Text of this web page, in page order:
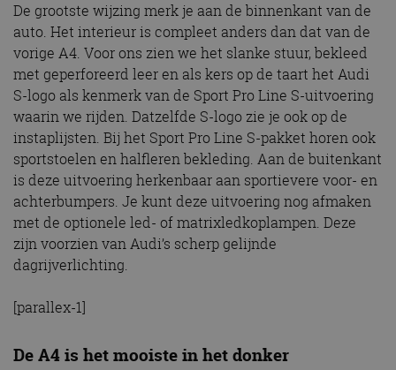
De grootste wijzing merk je aan de binnenkant van de
auto. Het interieur is compleet anders dan dat van de
vorige A4. Voor ons zien we het slanke stuur, bekleed
met geperforeerd leer en als kers op de taart het Audi
S-logo als kenmerk van de Sport Pro Line S-uitvoering
waarin we rijden. Datzelfde S-logo zie je ook op de
instaplijsten. Bij het Sport Pro Line S-pakket horen ook
sportstoelen en halfleren bekleding. Aan de buitenkant
is deze uitvoering herkenbaar aan sportievere voor- en
achterbumpers. Je kunt deze uitvoering nog afmaken
met de optionele led- of matrixledkoplampen. Deze
zijn voorzien van Audi’s scherp gelijnde
dagrijverlichting.
[parallex-1]
De A4 is het mooiste in het donker